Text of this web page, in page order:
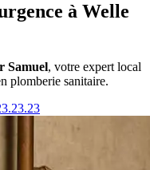
à Welle
Samuel, votre expert local
plomberie sanitaire.